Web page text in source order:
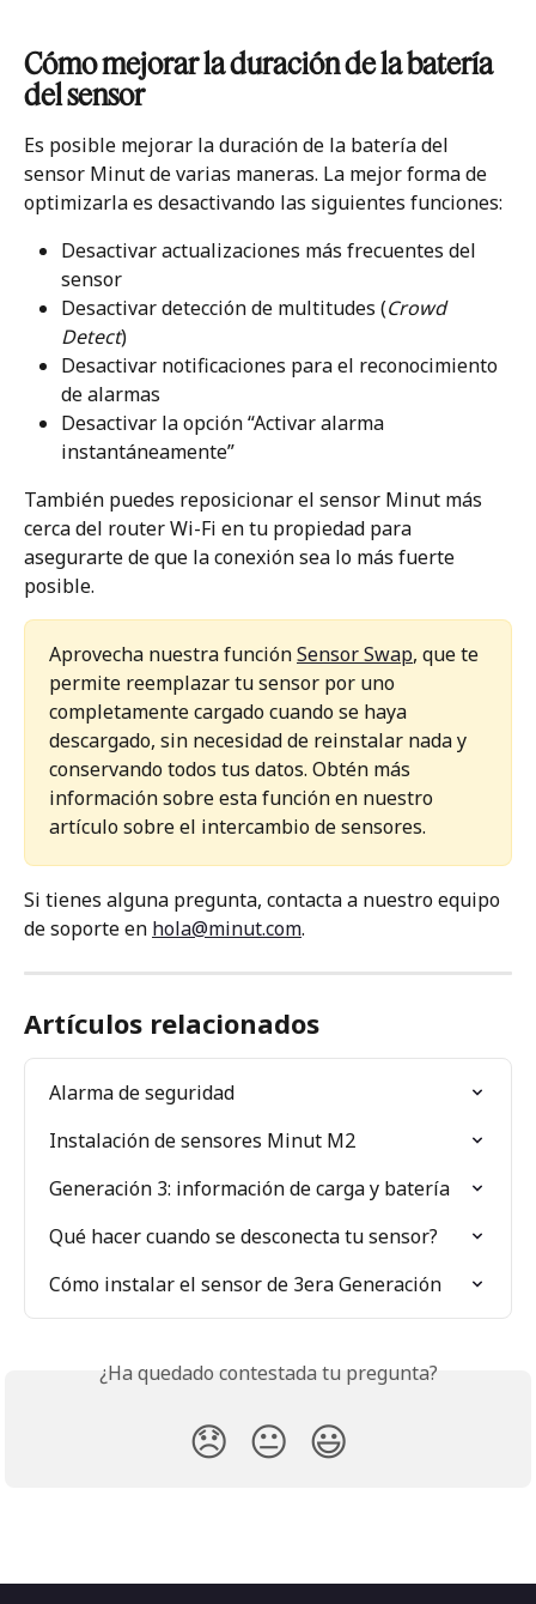
Cómo mejorar la duración de la batería
del sensor
Es posible mejorar la duración de la batería del
sensor Minut de varias maneras. La mejor forma de
optimizarla es desactivando las siguientes funciones:
Desactivar actualizaciones más frecuentes del
sensor
Desactivar detección de multitudes (Crowd
Detect)
Desactivar notificaciones para el reconocimiento
de alarmas
Desactivar la opción “Activar alarma
instantáneamente”
También puedes reposicionar el sensor Minut más
cerca del router Wi-Fi en tu propiedad para
asegurarte de que la conexión sea lo más fuerte
posible.
Aprovecha nuestra función Sensor Swap, que te
permite reemplazar tu sensor por uno
completamente cargado cuando se haya
descargado, sin necesidad de reinstalar nada y
conservando todos tus datos. Obtén más
información sobre esta función en nuestro
artículo sobre el intercambio de sensores.
Si tienes alguna pregunta, contacta a nuestro equipo
de soporte en hola@minut.com.
Artículos relacionados
Alarma de seguridad
Instalación de sensores Minut M2
Generación 3: información de carga y batería
Qué hacer cuando se desconecta tu sensor?
Cómo instalar el sensor de 3era Generación
¿Ha quedado contestada tu pregunta?
😞 😐 😃